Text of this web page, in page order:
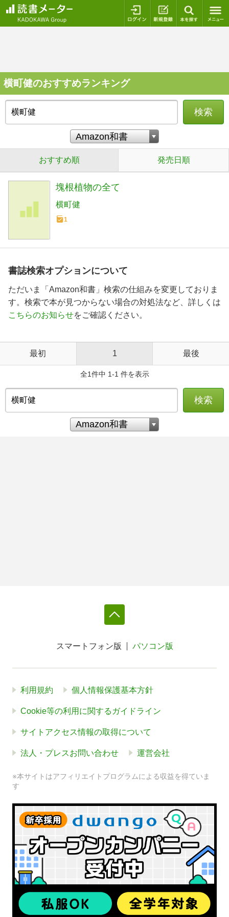
ログイン 新規登録
横町健のおすすめランキング
検索
おすすめ順 発売日順
塊根植物の全て
横町健
1
書誌検索オプションについて
ただいま「Amazon和書」検索の仕組みを変更しておりま
す。検索で本が見つからない場合の対処法など、詳しくは
こちらのお知らせをご確認ください。
最初 1 最後
全1件中 1-1 件を表示
検索
スマートフォン版 パソコン版
利用規約 個人情報保護基本方針
Cookie等の利用に関するガイドライン
サイトアクセス情報の取得について
法人・プレスお問い合わせ 運営会社
※本サイトはアフィリエイトプログラムによる収益を得ていま
す